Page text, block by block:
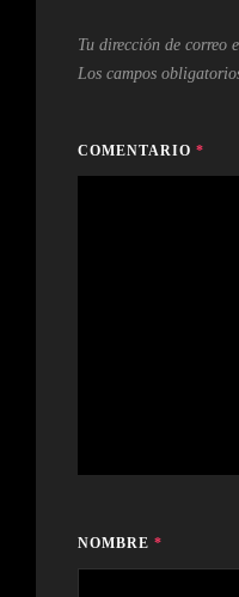
Tu dirección de correo
Los campos
COMENTARIO *
NOMBRE *